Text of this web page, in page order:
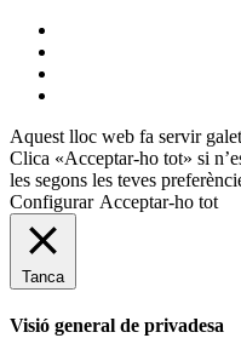
Aquest lloc web fa servir
Clica «Acceptar-ho tot» si
les segons les teves
Configurar Acceptar-ho tot
Tanca
Visió general de privadesa